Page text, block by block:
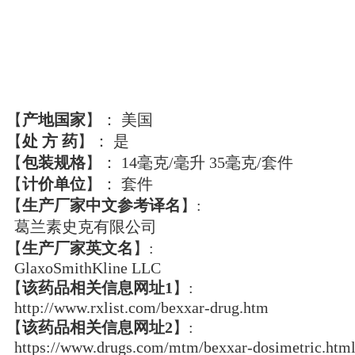
【产地国家】：
美国
【处 方 药】：
是
【包装规格】：
14毫克/毫升 35毫克/套件
【计价单位】：
套件
【生产厂家中文参考译名 】:
葛兰素史克有限公司
【生产厂家英文名 】:
GlaxoSmithKline LLC
【该药品相关信息网址1 】:
http://www.rxlist.com/bexxar-drug.htm
【该药品相关信息网址2】:
https://www.drugs.com/mtm/bexxar-dosimetric.html